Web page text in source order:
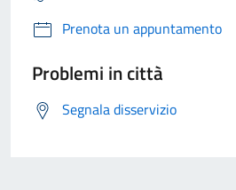
Prenota un appuntamento
Problemi in città
Segnala disservizio